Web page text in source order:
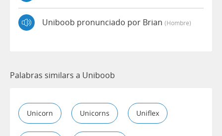
Uniboob pronunciado por Brian (hombre)
Palabras similars a Uniboob
Unicorn Unicorns Uniflex